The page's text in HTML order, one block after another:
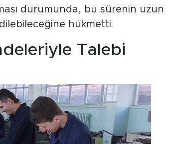
durumunda, bu sürenin uzun
hükmetti.
Talebi